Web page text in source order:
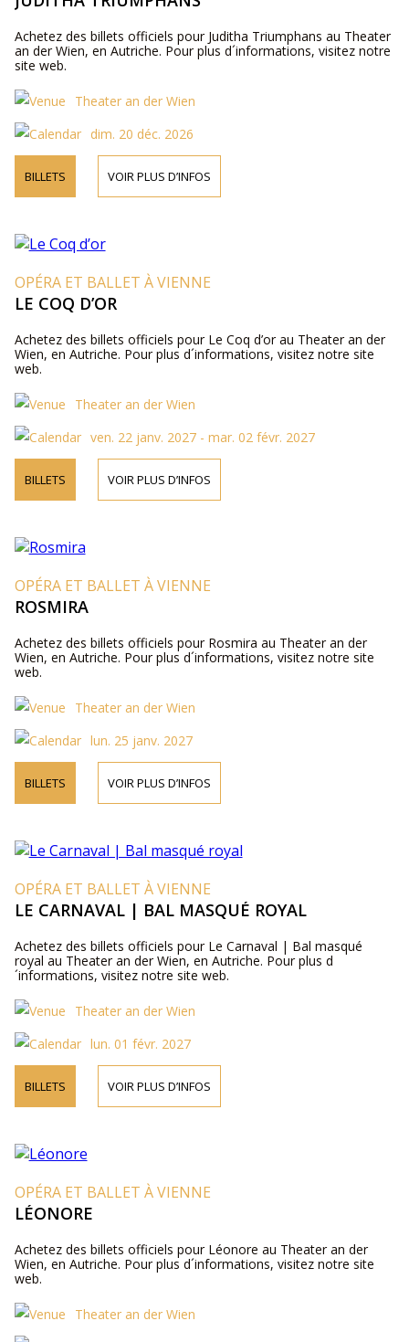
Achetez des billets officiels pour Juditha Triumphans au Theater
an der Wien, en Autriche. Pour plus d´informations, visitez notre
site web.
Theater an der Wien
dim. 20 déc. 2026
BILLETS VOIR PLUS D’INFOS
OPÉRA ET BALLET À VIENNE
LE COQ D’OR
Achetez des billets officiels pour Le Coq d’or au Theater an der
Wien, en Autriche. Pour plus d´informations, visitez notre site
web.
Theater an der Wien
ven. 22 janv. 2027 - mar. 02 févr. 2027
BILLETS VOIR PLUS D’INFOS
OPÉRA ET BALLET À VIENNE
ROSMIRA
Achetez des billets officiels pour Rosmira au Theater an der
Wien, en Autriche. Pour plus d´informations, visitez notre site
web.
Theater an der Wien
lun. 25 janv. 2027
BILLETS VOIR PLUS D’INFOS
OPÉRA ET BALLET À VIENNE
LE CARNAVAL | BAL MASQUÉ ROYAL
Achetez des billets officiels pour Le Carnaval | Bal masqué
royal au Theater an der Wien, en Autriche. Pour plus d
´informations, visitez notre site web.
Theater an der Wien
lun. 01 févr. 2027
BILLETS VOIR PLUS D’INFOS
OPÉRA ET BALLET À VIENNE
LÉONORE
Achetez des billets officiels pour Léonore au Theater an der
Wien, en Autriche. Pour plus d´informations, visitez notre site
web.
Theater an der Wien